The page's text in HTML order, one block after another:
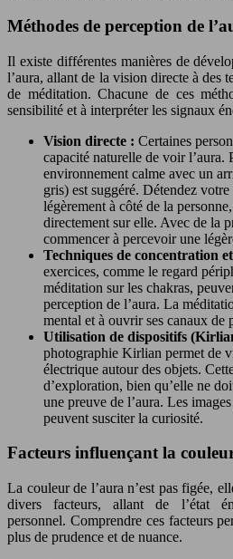
Méthodes de perception de
Il existe différentes manières de
l’aura, allant de la vision directe à des
de méditation. Chacune de ces
sensibilité et à interpréter les signaux
Vision directe : Certaines
capacité naturelle de voir l’aura.
environnement calme avec un
gris) est suggéré. Détendez
légèrement à côté de la
directement sur elle. Avec de la
commencer à percevoir une
Techniques de concentration
exercices, comme le regard
méditation sur les chakras,
perception de l’aura. La
mental et à ouvrir ses canaux de
Utilisation de dispositifs
photographie Kirlian permet de
électrique autour des objets.
d’exploration, bien qu’elle ne
une preuve de l’aura. Les
peuvent susciter la curiosité.
Facteurs influençant la
La couleur de l’aura n’est pas figée,
divers facteurs, allant de l’état
personnel. Comprendre ces facteurs
plus de prudence et de nuance.